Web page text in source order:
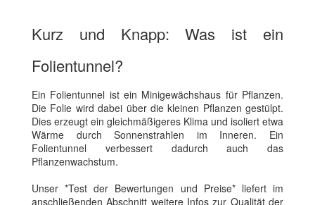
Kurz und Knapp: Was ist ein
Folientunnel?
Ein Folientunnel ist ein Minigewächshaus für Pflanzen.
Die Folie wird dabei über die kleinen Pflanzen gestülpt.
Dies erzeugt ein gleichmäßigeres Klima und isoliert etwa
Wärme durch Sonnenstrahlen im Inneren. Ein
Folientunnel verbessert dadurch auch das
Pflanzenwachstum.
Unser *Test der Bewertungen und Preise* liefert im
anschließenden Abschnitt weitere Infos zur Qualität der